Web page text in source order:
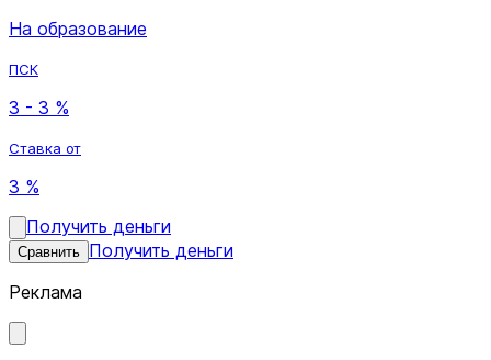
На образование
ПСК
3 - 3 %
Ставка от
3 %
Получить деньги
Сравнить Получить деньги
Реклама